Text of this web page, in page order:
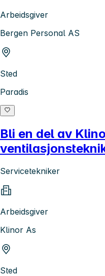
Arbeidsgiver
Bergen Personal AS
Sted
Paradis
Bli en del av
Servicetekniker
Arbeidsgiver
Klinor As
Sted